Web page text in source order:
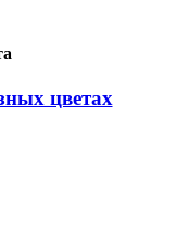
цветах